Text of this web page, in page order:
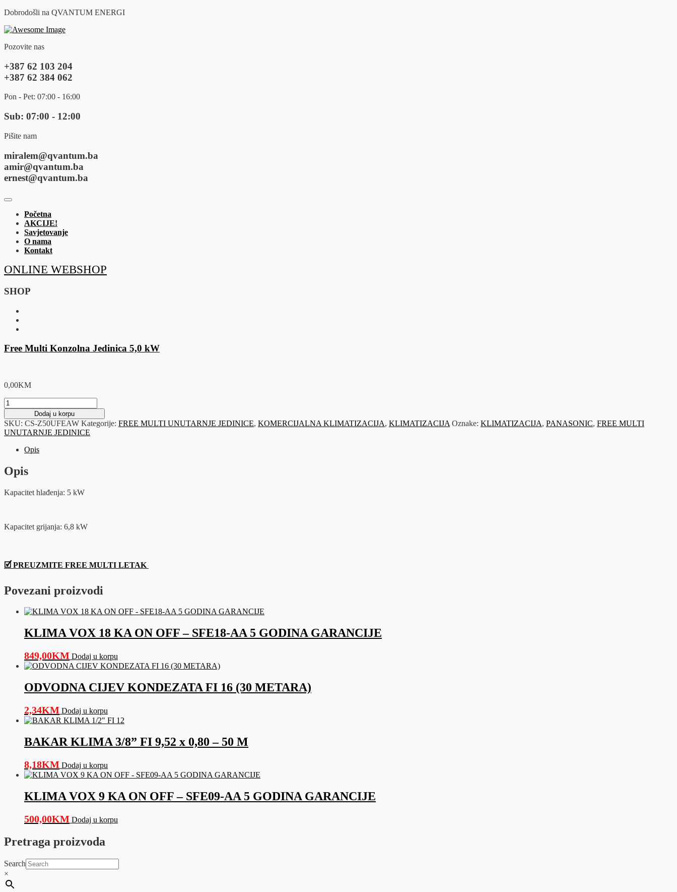
Dobrodošli na QVANTUM ENERGI
Pozovite nas
+387 62 103 204
+387 62 384 062
Pon - Pet: 07:00 - 16:00
Sub: 07:00 - 12:00
Pišite nam
miralem@qvantum.ba
amir@qvantum.ba
ernest@qvantum.ba
Početna
AKCIJE!
Savjetovanje
O nama
Kontakt
ONLINE WEBSHOP
SHOP
Free Multi Konzolna Jedinica 5,0 kW
0,00KM
Free
Multi
Konzolna
Jedinica
5,0
količina
Dodaj u korpu
SKU: CS-Z50UFEAW Kategorije: FREE MULTI UNUTARNJE JEDINICE, KOMERCIJALNA KLIMATIZACIJA, KLIMATIZACIJA Oznake: KLIMATIZACIJA, PANASONIC, FREE MULTI
UNUTARNJE JEDINICE
Opis
Opis
Kapacitet hlađenja: 5 kW
Kapacitet grijanja: 6,8 kW
🗹 PREUZMITE FREE MULTI LETAK
Povezani proizvodi
KLIMA VOX 18 KA ON OFF – SFE18-AA 5 GODINA GARANCIJE
849,00KM Dodaj u korpu
ODVODNA CIJEV KONDEZATA FI 16 (30 METARA)
2,34KM Dodaj u korpu
BAKAR KLIMA 3/8” FI 9,52 x 0,80 – 50 M
8,18KM Dodaj u korpu
KLIMA VOX 9 KA ON OFF – SFE09-AA 5 GODINA GARANCIJE
500,00KM Dodaj u korpu
Pretraga proizvoda
Search
×